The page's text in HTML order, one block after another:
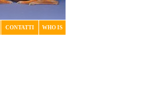
CONTATTI WHO IS